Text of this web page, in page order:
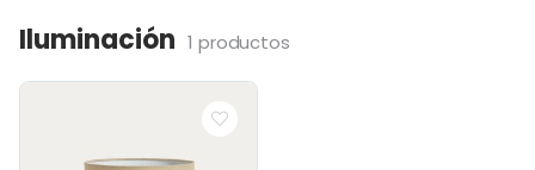
Iluminación 1 productos